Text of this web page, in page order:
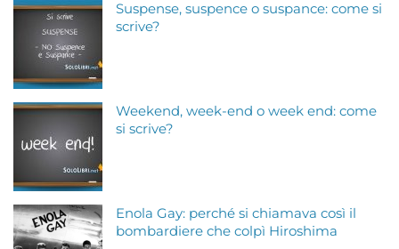
Suspense, suspence o suspance: come si
scrive?
Weekend, week-end o week end: come
si scrive?
Enola Gay: perché si chiamava così il
bombardiere che colpì Hiroshima